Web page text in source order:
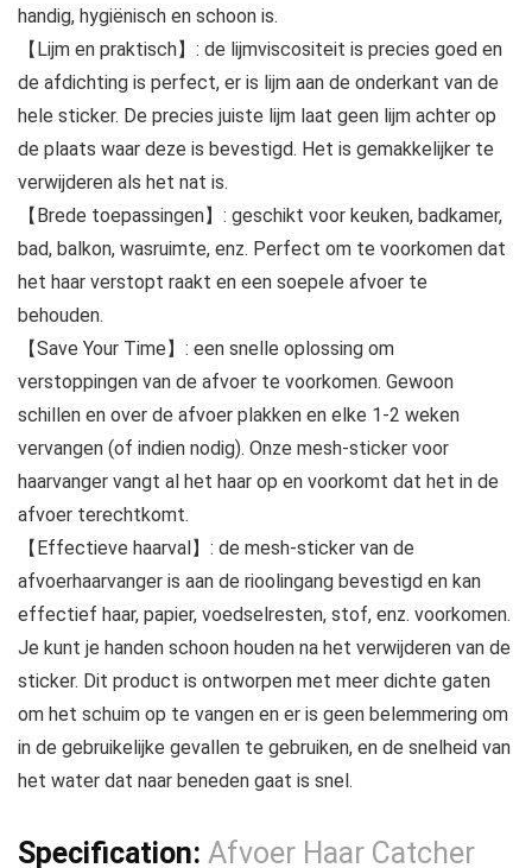
handig, hygiënisch en schoon is.
【Lijm en praktisch】: de lijmviscositeit is precies goed en
de afdichting is perfect, er is lijm aan de onderkant van de
hele sticker. De precies juiste lijm laat geen lijm achter op
de plaats waar deze is bevestigd. Het is gemakkelijker te
verwijderen als het nat is.
【Brede toepassingen】: geschikt voor keuken, badkamer,
bad, balkon, wasruimte, enz. Perfect om te voorkomen dat
het haar verstopt raakt en een soepele afvoer te
behouden.
【Save Your Time】: een snelle oplossing om
verstoppingen van de afvoer te voorkomen. Gewoon
schillen en over de afvoer plakken en elke 1-2 weken
vervangen (of indien nodig). Onze mesh-sticker voor
haarvanger vangt al het haar op en voorkomt dat het in de
afvoer terechtkomt.
【Effectieve haarval】: de mesh-sticker van de
afvoerhaarvanger is aan de rioolingang bevestigd en kan
effectief haar, papier, voedselresten, stof, enz. voorkomen.
Je kunt je handen schoon houden na het verwijderen van de
sticker. Dit product is ontworpen met meer dichte gaten
om het schuim op te vangen en er is geen belemmering om
in de gebruikelijke gevallen te gebruiken, en de snelheid van
het water dat naar beneden gaat is snel.
Specification: Afvoer Haar Catcher